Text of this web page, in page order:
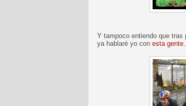
Y tampoco entiendo que
ya hablaré yo con esta gente